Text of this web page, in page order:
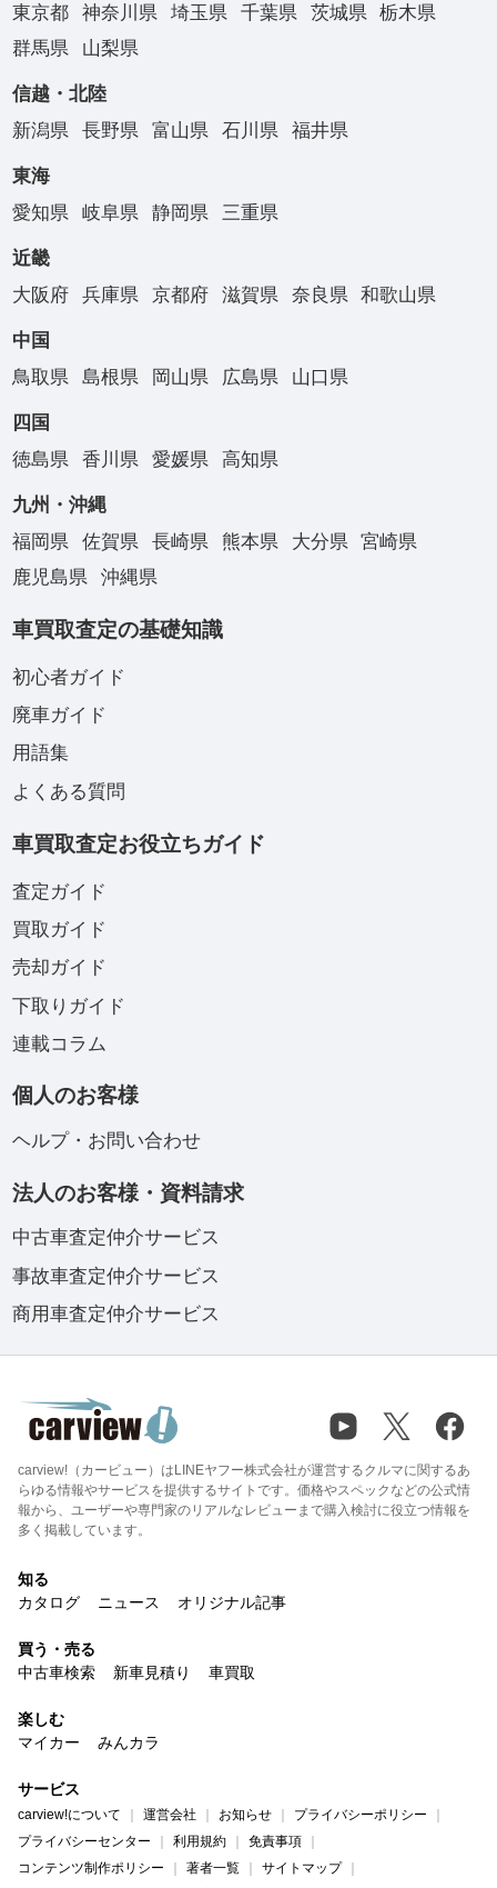
東京都
神奈川県 埼玉県 千葉県 茨城県
栃木県
群馬県
山梨県
信越・北陸
新潟県
長野県 富山県 石川県 福井県
東海
愛知県
岐阜県 静岡県 三重県
近畿
大阪府
兵庫県 京都府 滋賀県 奈良県 和歌山県
中国
鳥取県
島根県 岡山県 広島県 山口県
四国
徳島県
香川県 愛媛県 高知県
九州・沖縄
福岡県
佐賀県 長崎県 熊本県 大分県
宮崎県
鹿児島県
沖縄県
車買取査定の基礎知識
初心者ガイド
廃車ガイド
用語集
よくある質問
車買取査定お役立ちガイド
査定ガイド
買取ガイド
売却ガイド
下取りガイド
連載コラム
個人のお客様
ヘルプ・お問い合わせ
法人のお客様・資料請求
中古車査定仲介サービス
事故車査定仲介サービス
商用車査定仲介サービス
carview!（カービュー）はLINEヤフー株式会社が運営するクルマに関するあ
らゆる情報やサービスを提供するサイトです。価格やスペックなどの公式情
報から、ユーザーや専門家のリアルなレビューまで購入検討に役立つ情報を
多く掲載しています。
知る
カタログ
ニュース オリジナル記事
買う・売る
中古車検索
新車見積り 車買取
楽しむ
マイカー
みんカラ
サービス
carview!について 運営会社 お知らせ
プライバシーポリシー
プライバシーセンター
利用規約
免責事項
コンテンツ制作ポリシー
著者一覧
サイトマップ